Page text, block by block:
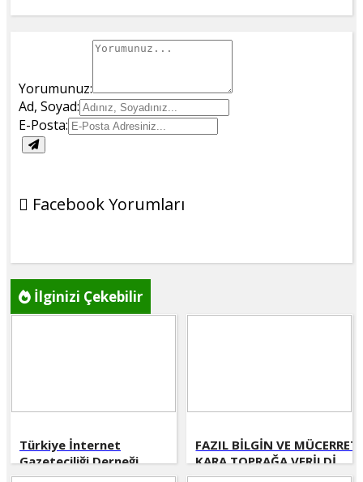
Yorumunuz:
Ad, Soyad:
E-Posta:
Facebook Yorumları
İlginizi Çekebilir
Türkiye İnternet
Gazeteciliği Derneği
(TİGAD) tarafından
FAZIL BİLGİN VE MÜCERRET
KARA TOPRAĞA VERİLDİ